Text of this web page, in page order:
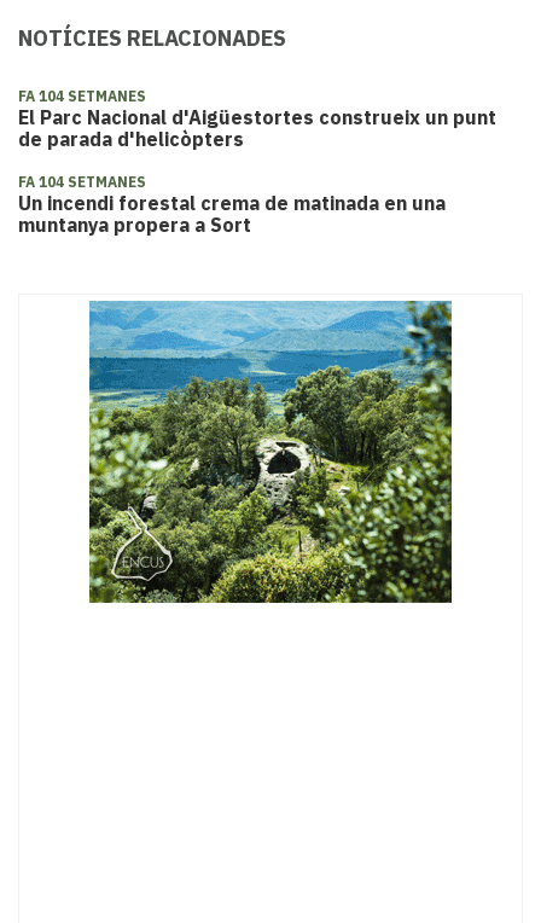
NOTÍCIES RELACIONADES
FA 104 SETMANES
El Parc Nacional d'Aigüestortes construeix un punt
de parada d'helicòpters
FA 104 SETMANES
Un incendi forestal crema de matinada en una
muntanya propera a Sort